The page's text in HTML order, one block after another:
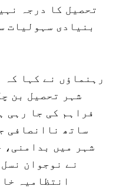
تحصیل کا درجہ
بنیادی سہولیات
رہنماؤں نے کہا
شہر تحصیل بن
فراہم کی جا رہی
ساتھ ناانصافی
شہر میں بدامنی،
نے نوجوان
انتظامیہ